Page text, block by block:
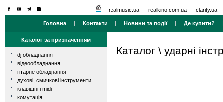
realmusic.ua realkino.com.ua clarity.ua
Головна | Контакти | Новини та події| Де купити?
Каталог за призначенням
dj обладнання
відеообладнання
гітарне обладнання
духові, смичкові інструменти
клавішні і midi
комутація
Каталог \ ударні